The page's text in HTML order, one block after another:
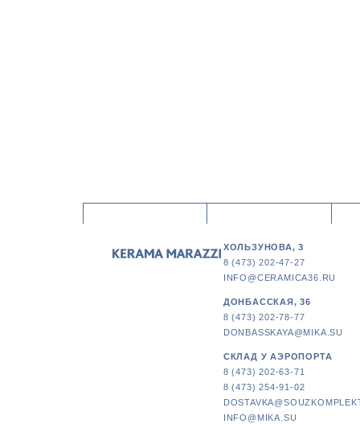
ХОЛЬЗУНОВА, 3
8 (473) 202-47-27
INFO@CERAMICA36.RU
ДОНБАССКАЯ, 36
8 (473) 202-78-77
DONBASSKAYA@MIKA.SU
СКЛАД У АЭРОПОРТА
8 (473) 202-63-71
8 (473) 254-91-02
INFO@MIKA.SU